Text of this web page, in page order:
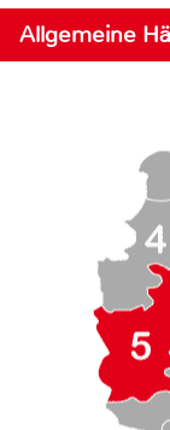
Allgemeine